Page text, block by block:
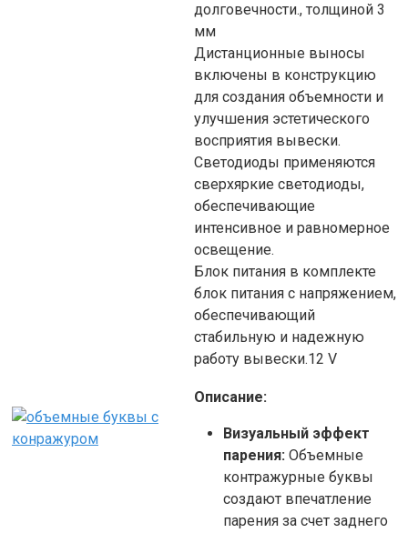
долговечности., толщиной 3
мм
Дистанционные выносы
включены в конструкцию
для создания объемности и
улучшения эстетического
восприятия вывески.
Светодиоды применяются
сверхяркие светодиоды,
обеспечивающие
интенсивное и равномерное
освещение.
Блок питания в комплекте
блок питания с напряжением,
обеспечивающий
стабильную и надежную
работу вывески.12 V
Описание:
Визуальный эффект
парения: Объемные
контражурные буквы
создают впечатление
парения за счет заднего